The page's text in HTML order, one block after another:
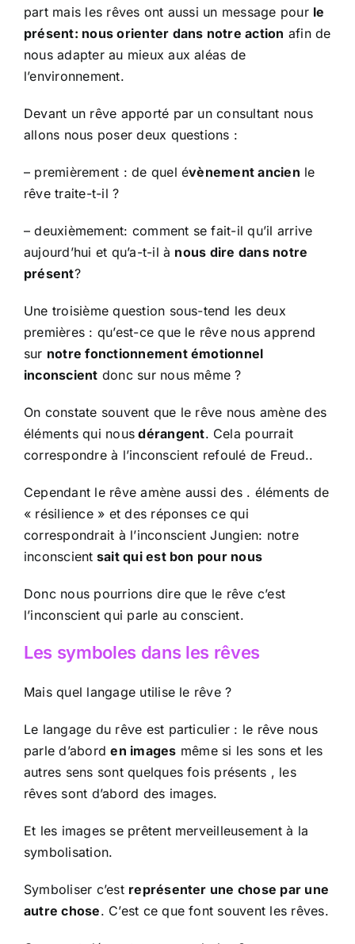
part mais les rêves ont aussi un message pour le
présent: nous orienter dans notre action afin de
nous adapter au mieux aux aléas de
l’environnement.
Devant un rêve apporté par un consultant nous
allons nous poser deux questions :
– premièrement : de quel évènement ancien le
rêve traite-t-il ?
– deuxièmement: comment se fait-il qu’il arrive
aujourd’hui et qu’a-t-il à nous dire dans notre
présent?
Une troisième question sous-tend les deux
premières : qu’est-ce que le rêve nous apprend
sur notre fonctionnement émotionnel
inconscient donc sur nous même ?
On constate souvent que le rêve nous amène des
éléments qui nous dérangent. Cela pourrait
correspondre à l’inconscient refoulé de Freud..
Cependant le rêve amène aussi des . éléments de
« résilience » et des réponses ce qui
correspondrait à l’inconscient Jungien: notre
inconscient sait qui est bon pour nous
Donc nous pourrions dire que le rêve c’est
l’inconscient qui parle au conscient.
Les symboles dans les rêves
Mais quel langage utilise le rêve ?
Le langage du rêve est particulier : le rêve nous
parle d’aborden images même si les sons et les
autres sens sont quelques fois présents , les
rêves sont d’abord des images.
Et les images se prêtent merveilleusement à la
symbolisation.
Symboliser c’est représenter une chose par une
autre chose. C’est ce que font souvent les rêves.